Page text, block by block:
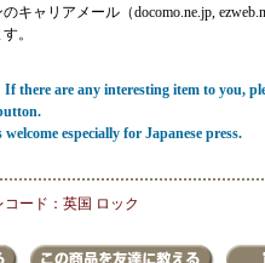
キャリアメール（docomo.ne.jp,
。
there are any interesting item to you,
especially for Japanese press.
コード：英国 ロック